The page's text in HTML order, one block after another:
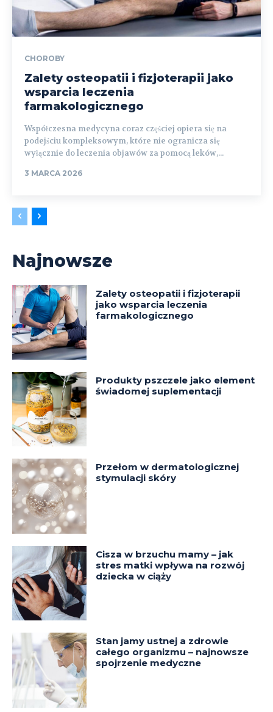
CHOROBY
Zalety osteopatii i fizjoterapii jako
wsparcia leczenia
farmakologicznego
Współczesna medycyna coraz częściej opiera się na
podejściu kompleksowym, które nie ogranicza się
wyłącznie do leczenia objawów za pomocą leków,...
3 MARCA 2026
Najnowsze
Zalety osteopatii i fizjoterapii
jako wsparcia leczenia
farmakologicznego
Produkty pszczele jako element
świadomej suplementacji
Przełom w dermatologicznej
stymulacji skóry
Cisza w brzuchu mamy – jak
stres matki wpływa na rozwój
dziecka w ciąży
Stan jamy ustnej a zdrowie
całego organizmu – najnowsze
spojrzenie medyczne